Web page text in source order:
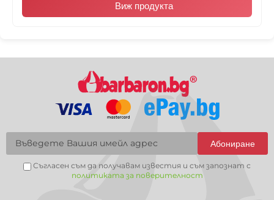
Виж продукта
Абониране
Съгласен съм да получавам известия и съм запознат с
политиката за поверителност